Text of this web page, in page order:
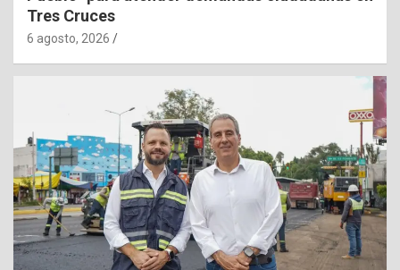
Tres Cruces
6 agosto, 2026